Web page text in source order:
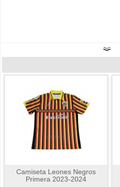
Camiseta Leones Negros
Primera 2023-2024